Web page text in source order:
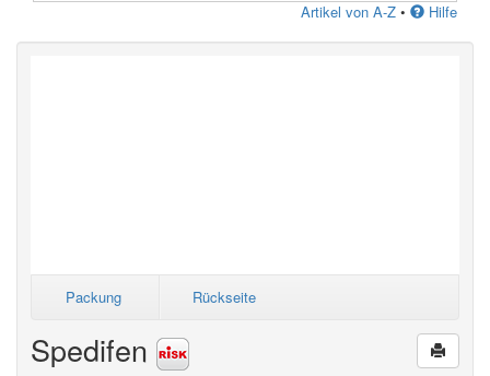
Artikel von A-Z • Hilfe
Packung Rückseite
Spedifen